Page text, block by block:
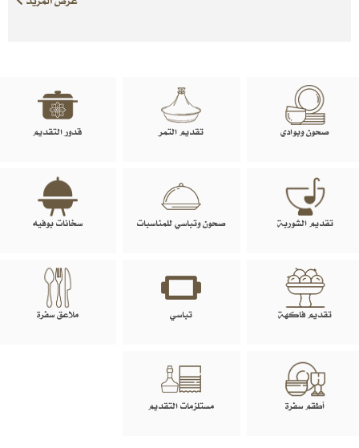
صحون وبوادي تقديم التمر قدور التقديم
تقديم الشوربة صحون وتباسي للمناسبات سخانات بوفيه
تقديم فاكهة تباسي ملاعق سفرة
أطقم سفرة مستلزمات التقديم